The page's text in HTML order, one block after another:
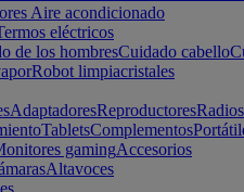
Aire acondicionado
eléctricos
de los hombresCuidado cabello
Robot limpiacristales
AdaptadoresReproductoresRadios
TabletsComplementos
gamingAccesorios
Altavoces